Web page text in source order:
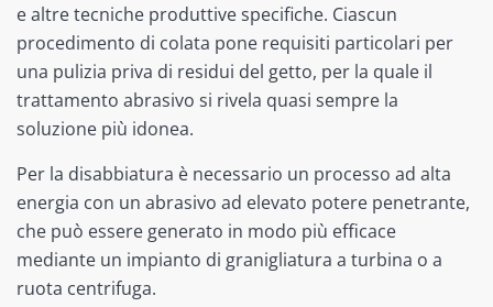
e altre tecniche produttive specifiche. Ciascun
procedimento di colata pone requisiti particolari per
una pulizia priva di residui del getto, per la quale il
trattamento abrasivo si rivela quasi sempre la
soluzione più idonea.
Per la disabbiatura è necessario un processo ad alta
energia con un abrasivo ad elevato potere penetrante,
che può essere generato in modo più efficace
mediante un impianto di granigliatura a turbina o a
ruota centrifuga.